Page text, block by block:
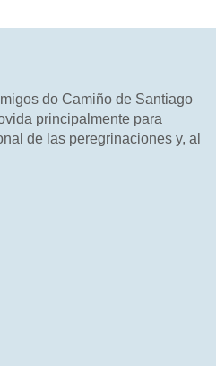
do Camiño de Santiago
principalmente para
de las peregrinaciones y, al